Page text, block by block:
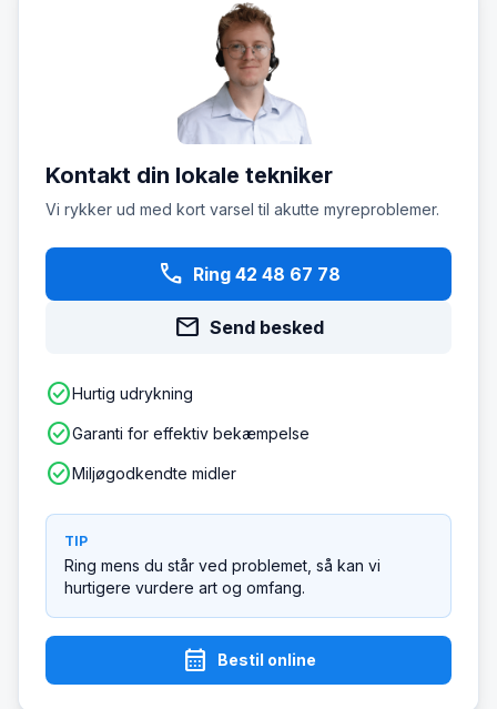
Kontakt din lokale tekniker
Vi rykker ud med kort varsel til akutte myreproblemer.
phone Ring 42 48 67 78
mail Send besked
check_circleHurtig udrykning
check_circleGaranti for effektiv bekæmpelse
check_circleMiljøgodkendte midler
TIP
Ring mens du står ved problemet, så kan vi
hurtigere vurdere art og omfang.
calendar_month Bestil online